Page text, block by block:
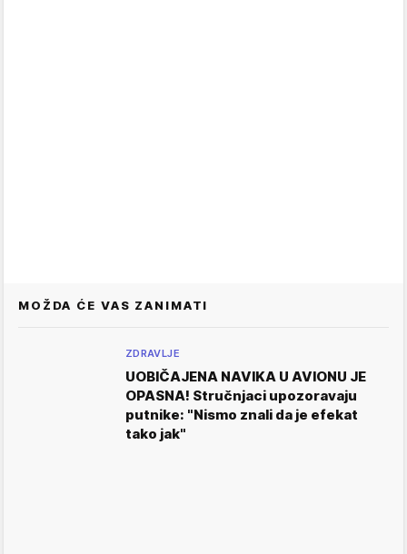
MOŽDA ĆE VAS ZANIMATI
ZDRAVLJE
UOBIČAJENA NAVIKA U AVIONU JE
OPASNA! Stručnjaci upozoravaju
putnike: "Nismo znali da je efekat
tako jak"